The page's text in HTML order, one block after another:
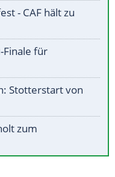
- CAF hält zu
Finale für
Stotterstart von
zum